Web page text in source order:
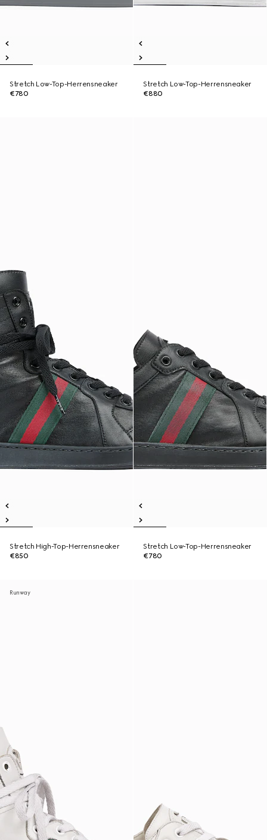
Stretch Low-Top-Herrensneaker
€780
Stretch Low-Top-Herrensneaker
€880
Stretch High-Top-Herrensneaker
€850
Stretch Low-Top-Herrensneaker
€780
Runway